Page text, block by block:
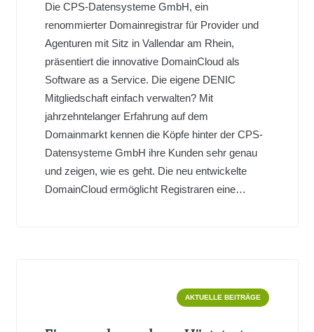
Die CPS-Datensysteme GmbH, ein
renommierter Domainregistrar für Provider und
Agenturen mit Sitz in Vallendar am Rhein,
präsentiert die innovative DomainCloud als
Software as a Service. Die eigene DENIC
Mitgliedschaft einfach verwalten? Mit
jahrzehntelanger Erfahrung auf dem
Domainmarkt kennen die Köpfe hinter der CPS-
Datensysteme GmbH ihre Kunden sehr genau
und zeigen, wie es geht. Die neu entwickelte
DomainCloud ermöglicht Registraren eine…
AKTUELLE BEITRÄGE